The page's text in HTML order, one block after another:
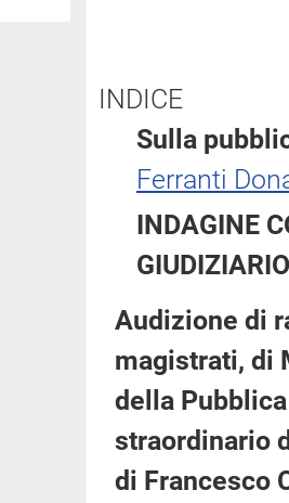
INDICE
Sulla
Ferranti
INDAGINE
GIUDIZIARIO
Audizione di
magistrati, di
della
straordinario
di Francesco